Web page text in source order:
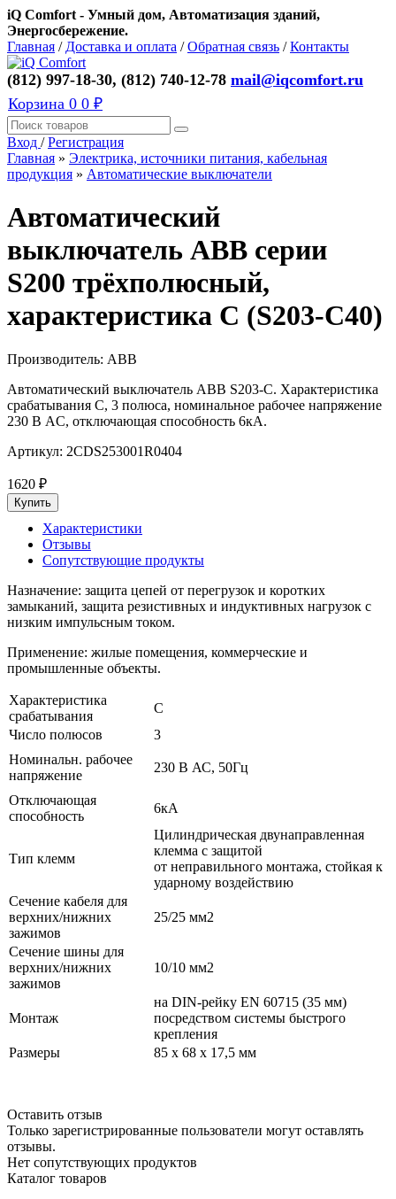
iQ Comfort - Умный дом, Автоматизация зданий,
Энергосбережение.
Главная / Доставка и оплата /Обратная связь /Контакты
(812) 997-18-30, (812) 740-12-78 mail@iqcomfort.ru
Корзина 0 0 ₽
Вход /Регистрация
Главная » Электрика, источники питания, кабельная
продукция » Автоматические выключатели
Автоматический
выключатель ABB серии
S200 трёхполюсный,
характеристика C (S203-C40)
Производитель: ABB
Автоматический выключатель ABB S203-С. Характеристика
срабатывания C, 3 полюса, номинальное рабочее напряжение
230 В AC, отключающая способность 6кА.
Артикул: 2CDS253001R0404
1620 ₽
Характеристики
Отзывы
Сопутствующие продукты
Назначение: защита цепей от перегрузок и коротких
замыканий, защита резистивных и индуктивных нагрузок с
низким импульсным током.
Применение: жилые помещения, коммерческие и
промышленные объекты.
Характеристика
срабатывания
C
Число полюсов
3
Номинальн. рабочее
напряжение
230 В АС, 50Гц
Отключающая
способность
6кА
Тип клемм
Цилиндрическая двунаправленная
клемма с защитой
от неправильного монтажа, стойкая к
ударному воздействию
Сечение кабеля для
верхних/нижних
зажимов
25/25 мм2
Сечение шины для
верхних/нижних
зажимов
10/10 мм2​
Монтаж
на DIN-рейку EN 60715 (35 мм)
посредством системы быстрого
крепления
Размеры
85 x 68 x 17,5 мм
Оставить отзыв
Только зарегистрированные пользователи могут оставлять
отзывы.
Нет сопутствующих продуктов
Каталог товаров